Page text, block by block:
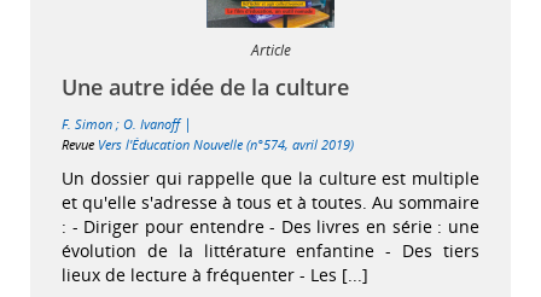
Article
Une autre idée de la culture
F. Simon ; O. Ivanoff |
Revue Vers l'Éducation Nouvelle (n°574, avril 2019)
Un dossier qui rappelle que la culture est multiple
et qu'elle s'adresse à tous et à toutes. Au sommaire
: - Diriger pour entendre - Des livres en série : une
évolution de la littérature enfantine - Des tiers
lieux de lecture à fréquenter - Les [...]